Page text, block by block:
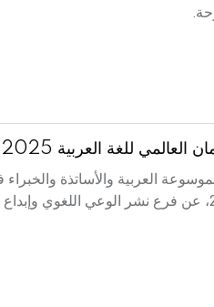
للغة العربية 2025
العربية والأساتذة